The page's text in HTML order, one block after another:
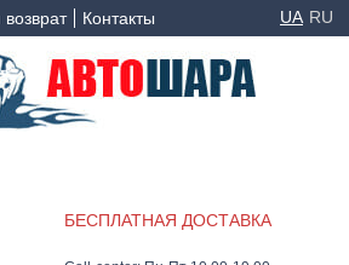
Контакты UA RU
БЕСПЛАТНАЯ ДОСТАВКА